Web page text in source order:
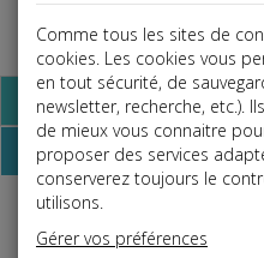
Base documentaire
Dépêches
Vie des affaires
Comme tous les sites de
cookies. Les cookies vous
en tout sécurité, de
newsletter, recherche, etc.).
de mieux vous connaitre
proposer des services
conserverez toujours le
utilisons.
Gérer vos préférences